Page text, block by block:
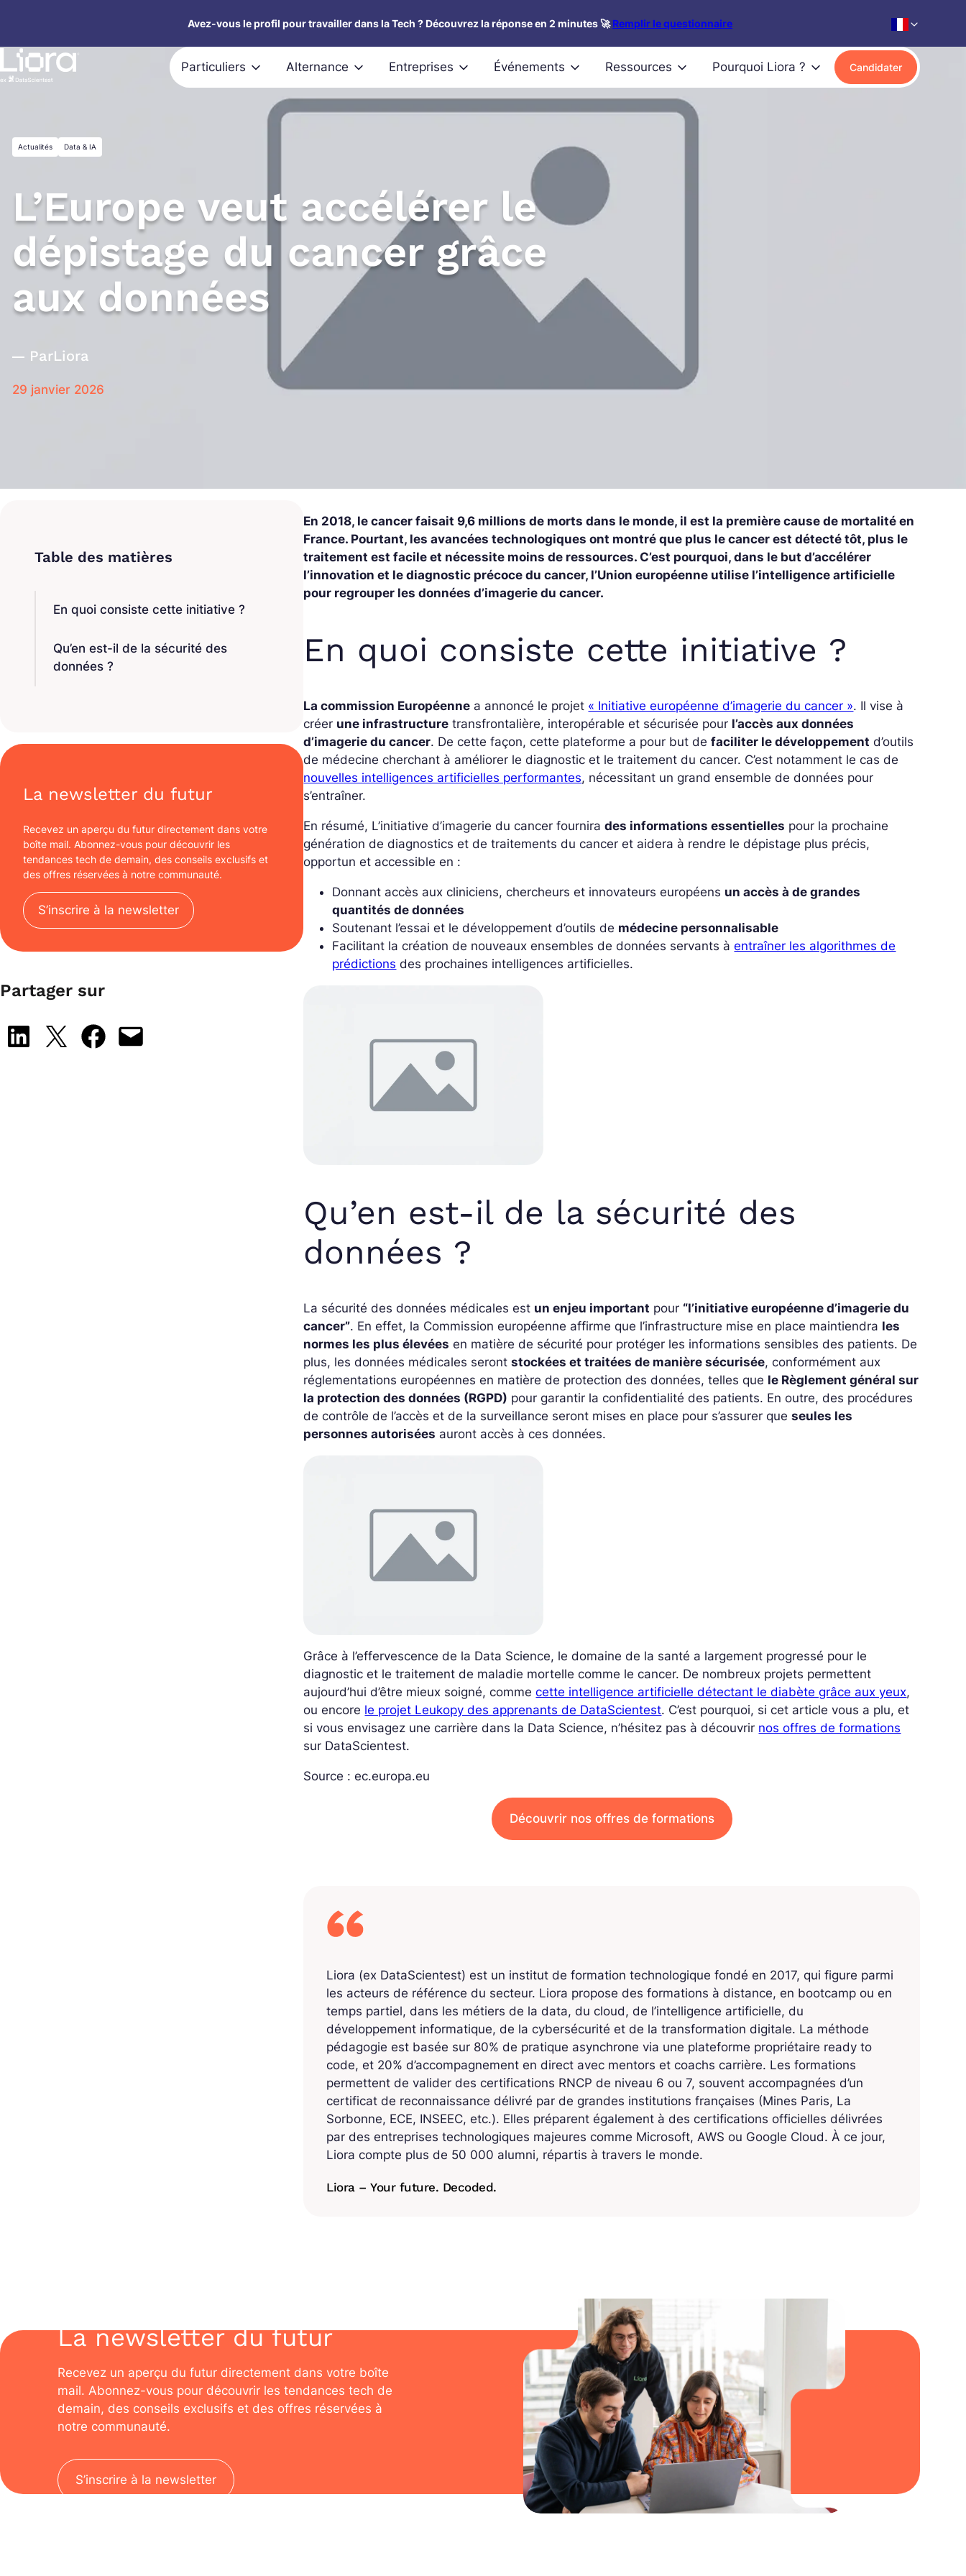
contenu
Avez-vous le profil pour travailler dans la Tech ? Découvrez la réponse en 2 minutes 🚀Remplir le questionnaire
Particuliers Alternance Entreprises Événements Ressources Pourquoi Liora ? Candidater
Actualités Data & IA
L’Europe veut accélérer le
dépistage du cancer grâce
aux données
ParLiora
29 janvier 2026
En quoi consiste cette initiative ?
Qu’en est-il de la sécurité des
données ?
La newsletter du futur
Recevez un aperçu du futur directement dans votre
boîte mail. Abonnez-vous pour découvrir les
tendances tech de demain, des conseils exclusifs et
des offres réservées à notre communauté.
S’inscrire à la newsletter
Partager sur
Share on LinkedIn
Share on X Share on Facebook
Email this Page
En 2018, le cancer faisait 9,6 millions de morts dans le monde, il est la première cause de mortalité en
France. Pourtant, les avancées technologiques ont montré que plus le cancer est détecté tôt, plus le
traitement est facile et nécessite moins de ressources. C’est pourquoi, dans le but d’accélérer
l’innovation et le diagnostic précoce du cancer, l’Union européenne utilise l’intelligence artificielle
pour regrouper les données d’imagerie du cancer.
En quoi consiste cette initiative ?
La commission Européenne a annoncé le projet « Initiative européenne d’imagerie du cancer ». Il vise à
créer une infrastructure transfrontalière, interopérable et sécurisée pour l’accès aux données
d’imagerie du cancer. De cette façon, cette plateforme a pour but defaciliter le développement d’outils
de médecine cherchant à améliorer le diagnostic et le traitement du cancer. C’est notamment le cas de
nouvelles intelligences artificielles performantes, nécessitant un grand ensemble de données pour
s’entraîner.
En résumé, L’initiative d’imagerie du cancer fournirades informations essentielles pour la prochaine
génération de diagnostics et de traitements du cancer et aidera à rendre le dépistage plus précis,
opportun et accessible en :
Donnant accès aux cliniciens, chercheurs et innovateurs européens un accès à de grandes
quantités de données
Soutenant l’essai et le développement d’outils de médecine personnalisable
Facilitant la création de nouveaux ensembles de données servants àentraîner les algorithmes de
prédictions des prochaines intelligences artificielles.
Qu’en est-il de la sécurité des
données ?
La sécurité des données médicales est un enjeu important pour “l’initiative européenne d’imagerie du
cancer”. En effet, la Commission européenne affirme que l’infrastructure mise en place maintiendra les
normes les plus élevées en matière de sécurité pour protéger les informations sensibles des patients. De
plus, les données médicales serontstockées et traitées de manière sécurisée, conformément aux
réglementations européennes en matière de protection des données, telles que le Règlement général sur
la protection des données (RGPD) pour garantir la confidentialité des patients. En outre, des procédures
de contrôle de l’accès et de la surveillance seront mises en place pour s’assurer queseules les
personnes autorisées auront accès à ces données.
Grâce à l’effervescence de la Data Science, le domaine de la santé a largement progressé pour le
diagnostic et le traitement de maladie mortelle comme le cancer. De nombreux projets permettent
aujourd’hui d’être mieux soigné, commecette intelligence artificielle détectant le diabète grâce aux yeux,
ou encore le projet Leukopy des apprenants de DataScientest. C’est pourquoi, si cet article vous a plu, et
si vous envisagez une carrière dans la Data Science, n’hésitez pas à découvrir nos offres de formations
sur DataScientest.
Source : ec.europa.eu
Découvrir nos offres de formations
Liora (ex DataScientest) est un institut de formation technologique fondé en 2017, qui figure parmi
les acteurs de référence du secteur. Liora propose des formations à distance, en bootcamp ou en
temps partiel, dans les métiers de la data, du cloud, de l’intelligence artificielle, du
développement informatique, de la cybersécurité et de la transformation digitale. La méthode
pédagogie est basée sur 80% de pratique asynchrone via une plateforme propriétaire ready to
code, et 20% d’accompagnement en direct avec mentors et coachs carrière. Les formations
permettent de valider des certifications RNCP de niveau 6 ou 7, souvent accompagnées d’un
certificat de reconnaissance délivré par de grandes institutions françaises (Mines Paris, La
Sorbonne, ECE, INSEEC, etc.). Elles préparent également à des certifications officielles délivrées
par des entreprises technologiques majeures comme Microsoft, AWS ou Google Cloud. À ce jour,
Liora compte plus de 50 000 alumni, répartis à travers le monde.
Liora – Your future. Decoded.
La newsletter du futur
Recevez un aperçu du futur directement dans votre boîte
mail. Abonnez-vous pour découvrir les tendances tech de
demain, des conseils exclusifs et des offres réservées à
notre communauté.
S’inscrire à la newsletter